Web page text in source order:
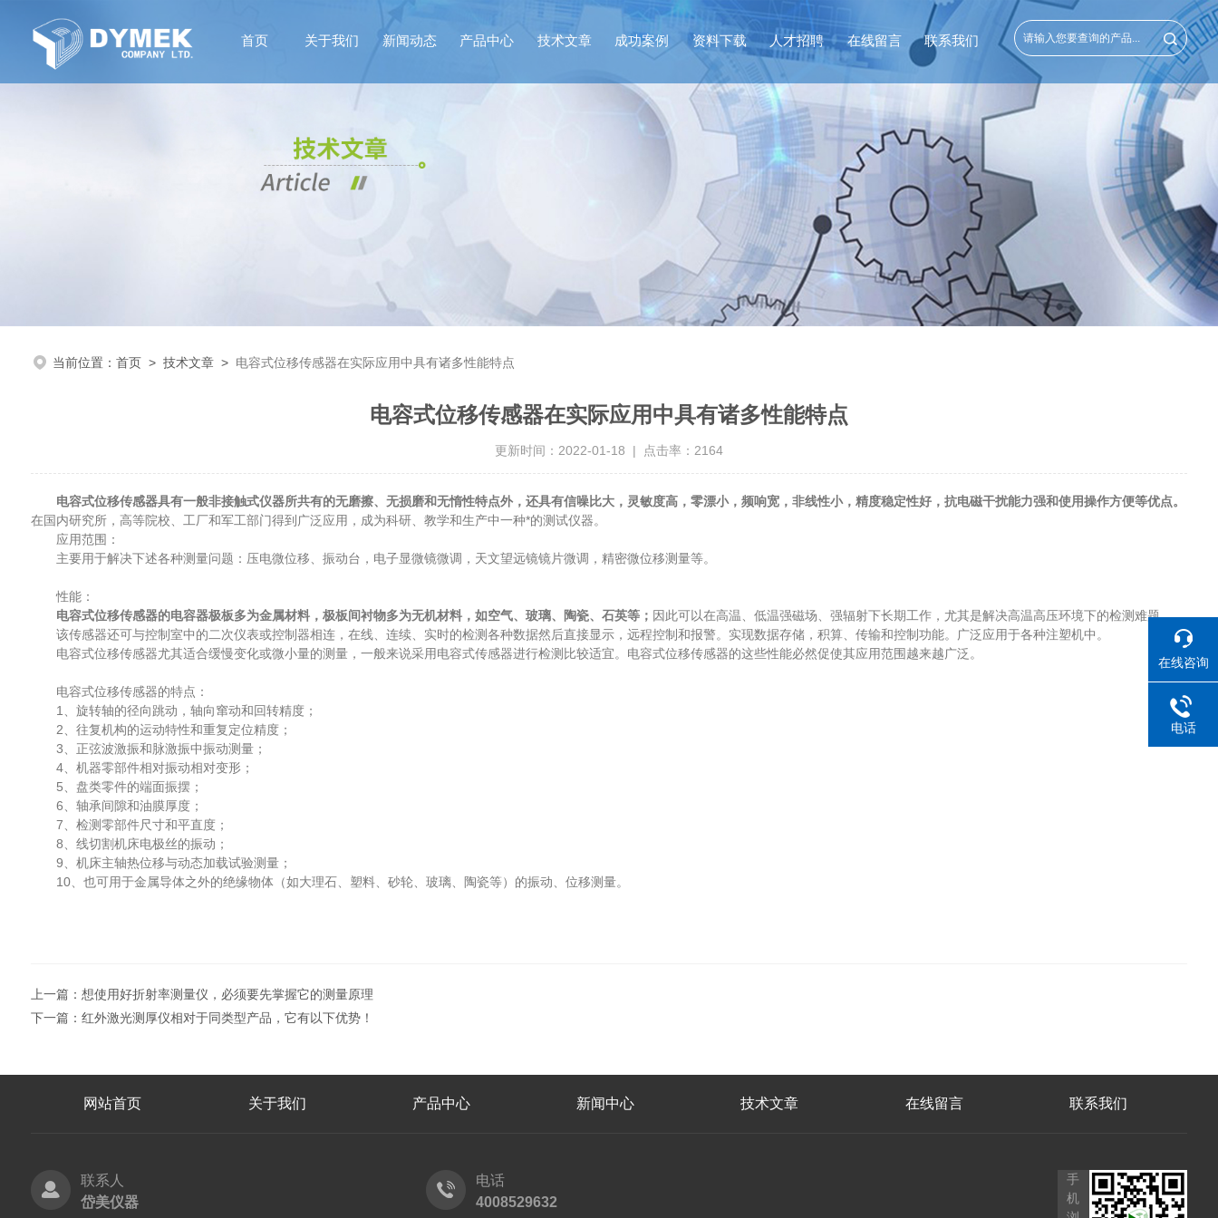
首页 关于我们 新闻动态 产品中心 技术文章 成功案例 资料下载 人才招聘 在线留言 联系我们
当前位置： 首页> 技术文章> 电容式位移传感器在实际应用中具有诸多性能特点
电容式位移传感器在实际应用中具有诸多性能特点
更新时间：2022-01-18 | 点击率：2164
电容式位移传感器具有一般非接触式仪器所共有的无磨擦、无损磨和无惰性特点外，还具有信噪比大，灵敏度高，零漂小，频响宽，非线性小，精度稳定性好，抗电磁干扰能力强和使用操作方便等优点。
在国内研究所，高等院校、工厂和军工部门得到广泛应用，成为科研、教学和生产中一种*的测试仪器。
应用范围：
主要用于解决下述各种测量问题：压电微位移、振动台，电子显微镜微调，天文望远镜镜片微调，精密微位移测量等。
性能：
电容式位移传感器的电容器极板多为金属材料，极板间衬物多为无机材料，如空气、玻璃、陶瓷、石英等； 因此可以在高温、低温强磁场、强辐射下长期工作，尤其是解决高温高压环境下的检测难题。
该传感器还可与控制室中的二次仪表或控制器相连，在线、连续、实时的检测各种数据然后直接显示，远程控制和报警。实现数据存储，积算、传输和控制功能。广泛应用于各种注塑机中。
电容式位移传感器尤其适合缓慢变化或微小量的测量，一般来说采用电容式传感器进行检测比较适宜。电容式位移传感器的这些性能必然促使其应用范围越来越广泛。
电容式位移传感器的特点：
1、旋转轴的径向跳动，轴向窜动和回转精度；
2、往复机构的运动特性和重复定位精度；
3、正弦波激振和脉激振中振动测量；
4、机器零部件相对振动相对变形；
5、盘类零件的端面振摆；
6、轴承间隙和油膜厚度；
7、检测零部件尺寸和平直度；
8、线切割机床电极丝的振动；
9、机床主轴热位移与动态加载试验测量；
10、也可用于金属导体之外的绝缘物体（如大理石、塑料、砂轮、玻璃、陶瓷等）的振动、位移测量。
上一篇： 想使用好折射率测量仪，必须要先掌握它的测量原理
下一篇： 红外激光测厚仪相对于同类型产品，它有以下优势！
网站首页 关于我们 产品中心 新闻中心 技术文章 在线留言 联系我们
联系人
岱美仪器
电话
4008529632
手
机
在线咨询
电话